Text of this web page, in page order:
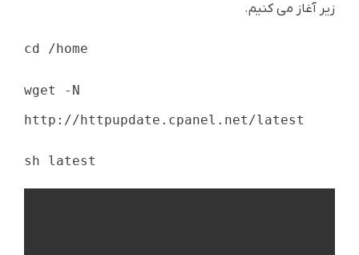
زیر آغاز می کنیم.
cd /home
wget -N
http://httpupdate.cpanel.net/latest
sh latest